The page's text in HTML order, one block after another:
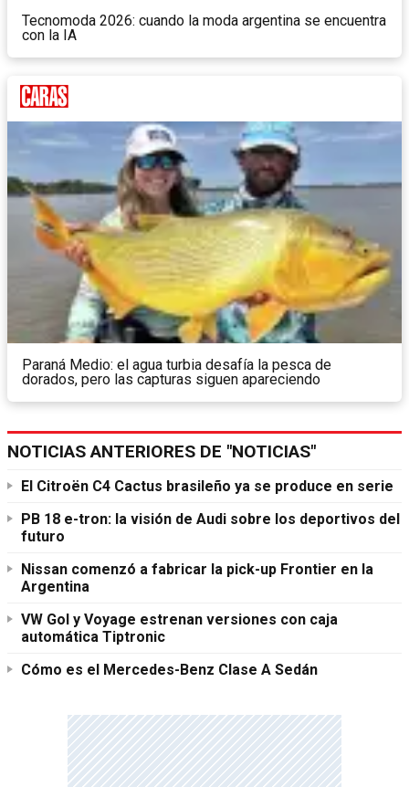
Tecnomoda 2026: cuando la moda argentina se encuentra
con la IA
Paraná Medio: el agua turbia desafía la pesca de
dorados, pero las capturas siguen apareciendo
NOTICIAS ANTERIORES DE "NOTICIAS"
El Citroën C4 Cactus brasileño ya se produce en serie
PB 18 e-tron: la visión de Audi sobre los deportivos del
futuro
Nissan comenzó a fabricar la pick-up Frontier en la
Argentina
VW Gol y Voyage estrenan versiones con caja
automática Tiptronic
Cómo es el Mercedes-Benz Clase A Sedán